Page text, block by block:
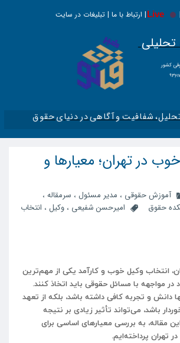
| | ارتباط با ما | تبلیغات در سایت
Live
تحلیلی
کشور
شفافیت و آگاهی در دنیای حقوق​​​​​​​
در تهران؛ معیارها و
آموزش حقوقی ، مدیر مسئول ، سرمقاله ،
حقوق امیرحسن شفیعی ، وکیل ، انتخاب
انتخاب وکیل خوب و کارآمد یکی از مهم‌ترین
مواجهه با مسائل حقوقی باید اتخاذ کنند.
دانش و تجربه کافی داشته باشد، بلکه از تعهد
باشد، می‌تواند تأثیر زیادی بر نتیجه
مقاله، به بررسی معیارهای اساسی برای
پرداخته‌ایم.